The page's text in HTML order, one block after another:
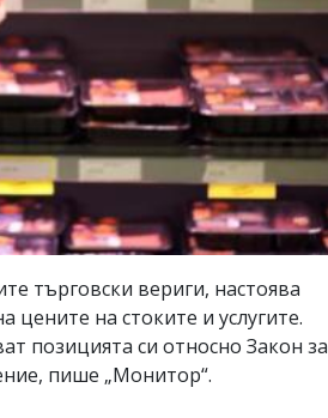
търговски вериги, настоява
на стоките и услугите.
позицията си относно Закон за
пише „Монитор“.